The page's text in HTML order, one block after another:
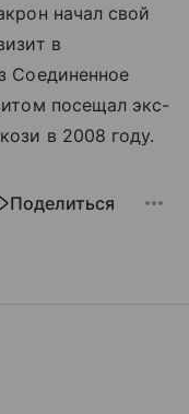
начал свой
в
Соединенное
посещал экс-
в 2008 году.
Поделиться